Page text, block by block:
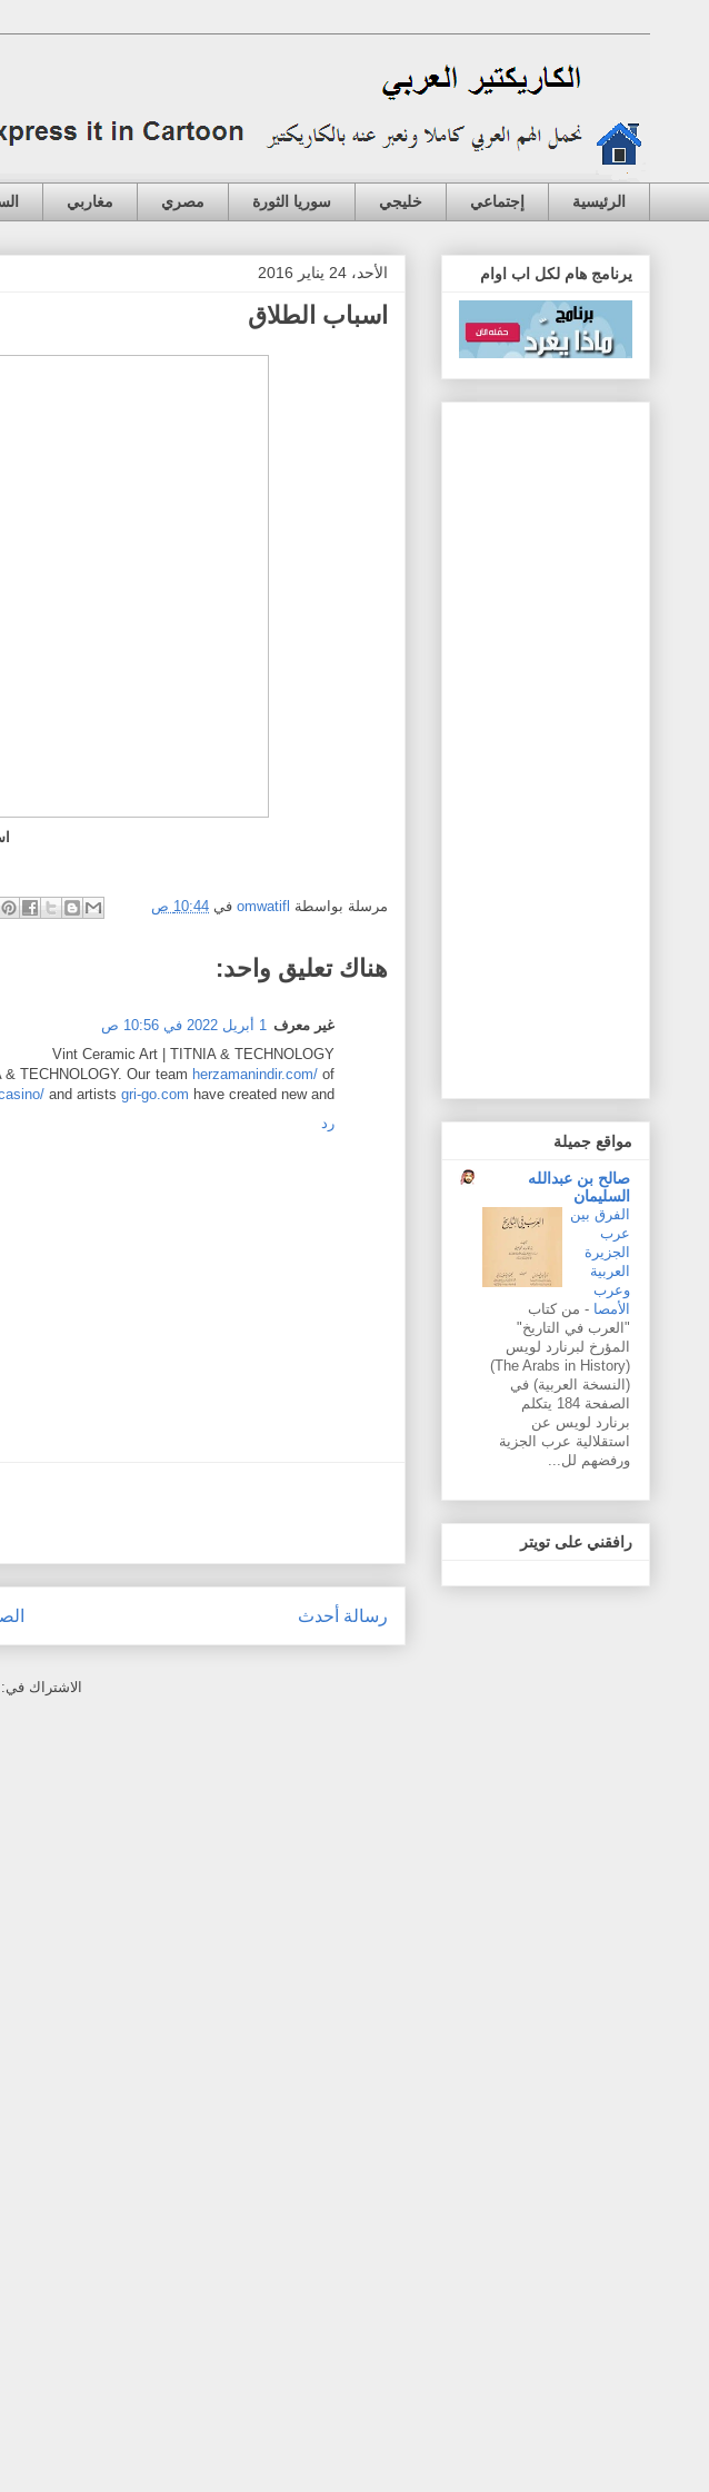
الرئيسية إجتماعي خليجي سوريا الثورة مصري مغاربي
الأحد، 24 يناير 2016
اسباب الطلاق
مرسلة بواسطة omwatifl في 10:44 ص
هناك تعليق واحد:
غير معرف 1 أبريل 2022 في 10:56 ص
Vint Ceramic Art | TITNIA & TECHNOLOGY
TECHNOLOGY. Our team herzamanindir.com/of
and artists gri-go.com have created new and
رد
رسالة أحدث
الاشتراك في:
يرنامج هام لكل اب اوام
مواقع جميلة
صالح بن عبدالله
السليمان
الفرق بين
عرب
الجزيرة
العربية
وعرب
الأمصا- من كتاب
"العرب في التاريخ"
المؤرخ لبرنارد لويس
(The Arabs in History)
(النسخة العربية) في
الصفحة 184 يتكلم
برنارد لويس عن
استقلالية عرب الجزية
ورفضهم لل...
رافقني على تويتر